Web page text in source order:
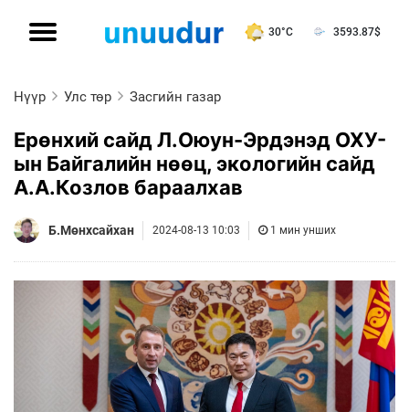
30°C 3593.87$
Нүүр Улс төр Засгийн газар
Ерөнхий сайд Л.Оюун-Эрдэнэд ОХУ-
ын Байгалийн нөөц, экологийн сайд
А.А.Козлов бараалхав
Б.Мөнхсайхан 2024-08-13 10:03 1 мин унших